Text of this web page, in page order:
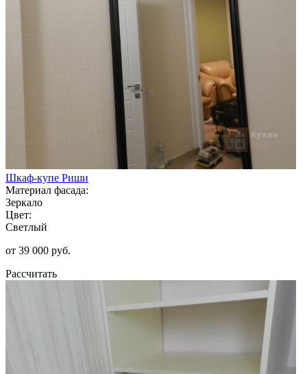
Шкаф-купе Риши
Материал фасада:
Зеркало
Цвет:
Светлый
от 39 000 руб.
Рассчитать